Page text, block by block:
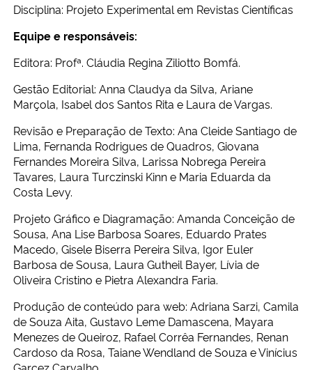
Disciplina: Projeto Experimental em Revistas Científicas
Equipe e responsáveis:
Editora: Profª. Cláudia Regina Ziliotto Bomfá.
Gestão Editorial: Anna Claudya da Silva, Ariane
Marçola, Isabel dos Santos Rita e Laura de Vargas.
Revisão e Preparação de Texto: Ana Cleide Santiago de
Lima, Fernanda Rodrigues de Quadros, Giovana
Fernandes Moreira Silva, Larissa Nobrega Pereira
Tavares, Laura Turczinski Kinn e Maria Eduarda da
Costa Levy.
Projeto Gráfico e Diagramação: Amanda Conceição de
Sousa, Ana Lise Barbosa Soares, Eduardo Prates
Macedo, Gisele Biserra Pereira Silva, Igor Euler
Barbosa de Sousa, Laura Gutheil Bayer, Lívia de
Oliveira Cristino e Pietra Alexandra Faria.
Produção de conteúdo para web: Adriana Sarzi, Camila
de Souza Aita, Gustavo Leme Damascena, Mayara
Menezes de Queiroz, Rafael Corrêa Fernandes, Renan
Cardoso da Rosa, Taiane Wendland de Souza e Vinícius
Garcez Carvalho.